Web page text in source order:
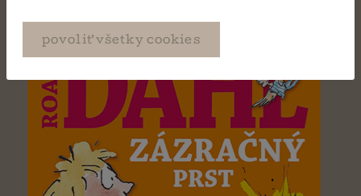
povoliť všetky cookies